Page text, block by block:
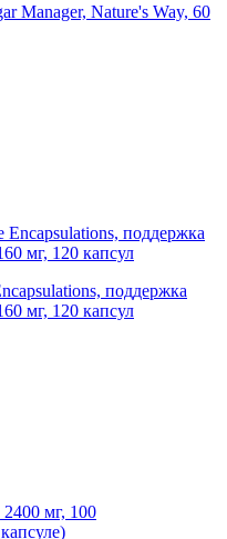
Manager, Nature's Way, 60
поддержка
мг, 120 капсул